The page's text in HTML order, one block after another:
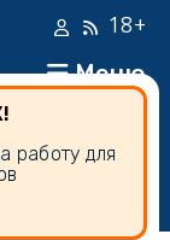
Меню
18+
работу для